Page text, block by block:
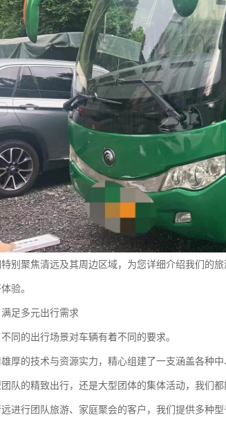
别聚焦清远及其周边区域，为您详细介绍我们的
验。
足多元出行需求
同的出行场景对车辆有着不同的要求。
厚的技术与资源实力，精心组建了一支涵盖各种
队的精致出行，还是大型团体的集体活动，我们都
进行团队旅游、家庭聚会的客户，我们提供多种型